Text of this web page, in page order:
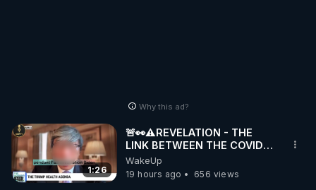
Why this ad?
1:26
🚨👀⚠️REVELATION - THE
LINK BETWEEN THE COVID
VACCINE AND CANCER -LIEN
VACCIN COVID ET CANCER
WakeUp
19 hours ago
656 views